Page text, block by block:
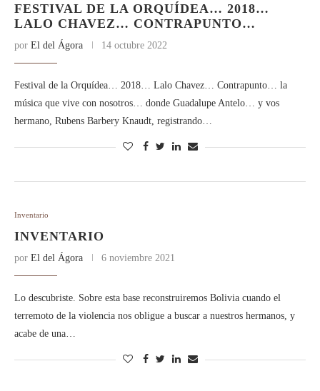
FESTIVAL DE LA ORQUÍDEA… 2018…
LALO CHAVEZ… CONTRAPUNTO…
por El del Ágora 14 octubre 2022
Festival de la Orquídea… 2018… Lalo Chavez… Contrapunto… la
música que vive con nosotros… donde Guadalupe Antelo… y vos
hermano, Rubens Barbery Knaudt, registrando…
Inventario
INVENTARIO
por El del Ágora 6 noviembre 2021
Lo descubriste. Sobre esta base reconstruiremos Bolivia cuando el
terremoto de la violencia nos obligue a buscar a nuestros hermanos, y
acabe de una…